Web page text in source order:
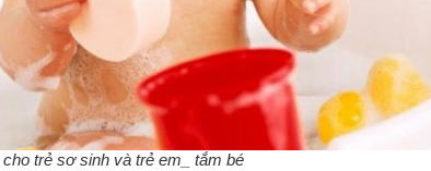
trẻ sơ sinh và trẻ em_ tắm bé